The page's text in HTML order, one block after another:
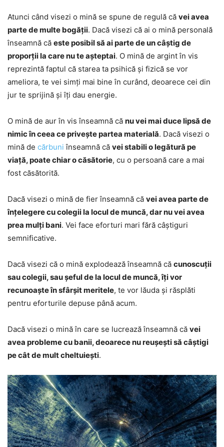
Atunci când visezi o mină se spune de regulă că vei avea
parte de multe bogății. Dacă visezi că ai o mină personală
înseamnă că este posibil să ai parte de un câștig de
proporții la care nu te așteptai. O mină de argint în vis
reprezintă faptul că starea ta psihică și fizică se vor
ameliora, te vei simți mai bine în curând, deoarece cei din
jur te sprijină și îți dau energie.
O mină de aur în vis înseamnă că nu vei mai duce lipsă de
nimic în ceea ce privește partea materială. Dacă visezi o
mină de cărbuni înseamnă că vei stabili o legătură pe
viață, poate chiar o căsătorie, cu o persoană care a mai
fost căsătorită.
Dacă visezi o mină de fier înseamnă că vei avea parte de
înțelegere cu colegii la locul de muncă, dar nu vei avea
prea mulți bani. Vei face eforturi mari fără câștiguri
semnificative.
Dacă visezi că o mină explodează înseamnă că cunoscuții
sau colegii, sau șeful de la locul de muncă, îți vor
recunoaște în sfârșit meritele, te vor lăuda și răsplăti
pentru eforturile depuse până acum.
Dacă visezi o mină în care se lucrează înseamnă că vei
avea probleme cu banii, deoarece nu reușești să câștigi
pe cât de mult cheltuiești.